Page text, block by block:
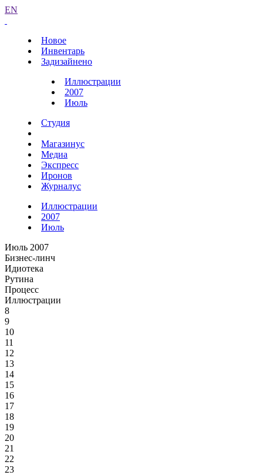
EN
Новое
Инвентарь
Задизайнено
Иллюстрации
2007
Июль
Студия
Магазинус
Медиа
Экспресс
Иронов
Журналус
Иллюстрации
2007
Июль
Июль 2007
Бизнес-линч
Идиотека
Рутина
Процесс
Иллюстрации
8
9
10
11
12
13
14
15
16
17
18
19
20
21
22
23